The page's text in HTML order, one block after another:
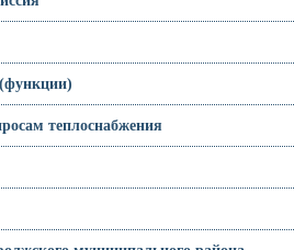
теплоснабжения